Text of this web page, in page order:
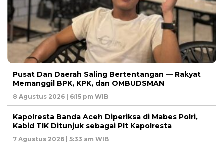
Pusat Dan Daerah Saling Bertentangan — Rakyat
Memanggil BPK, KPK, dan OMBUDSMAN
8 Agustus 2026 | 6:15 pm WIB
Kapolresta Banda Aceh Diperiksa di Mabes Polri,
Kabid TIK Ditunjuk sebagai Plt Kapolresta
7 Agustus 2026 | 5:33 am WIB